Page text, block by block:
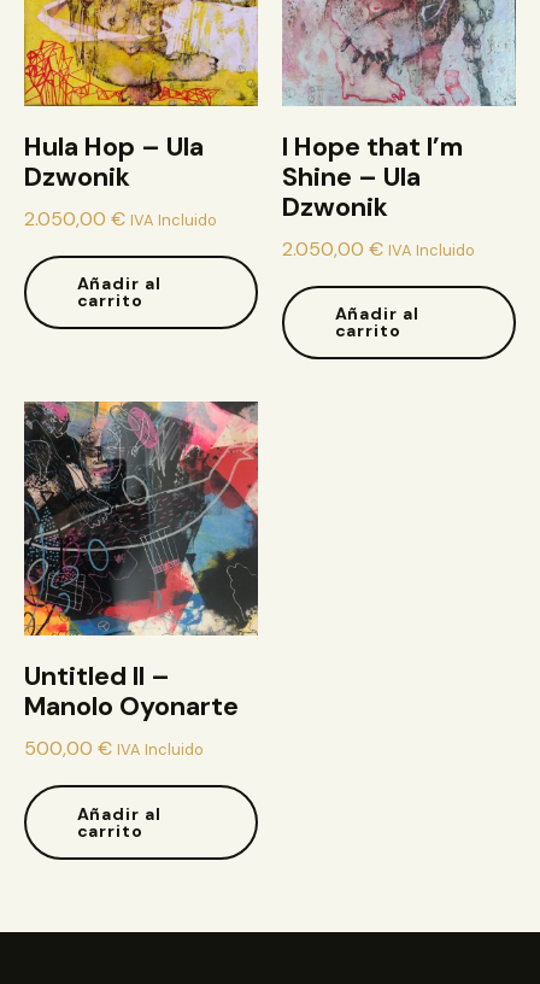
Hula Hop – Ula
Dzwonik
2.050,00 € IVA Incluido
Añadir al
carrito
I Hope that I’m
Shine – Ula
Dzwonik
2.050,00 € IVA Incluido
Añadir al
carrito
Untitled II –
Manolo Oyonarte
500,00 € IVA Incluido
Añadir al
carrito